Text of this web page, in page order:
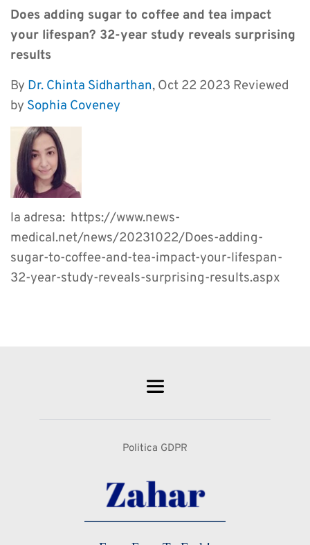
Does adding sugar to coffee and tea impact
your lifespan? 32-year study reveals surprising
results
By Dr. Chinta Sidharthan, Oct 22 2023 Reviewed
by Sophia Coveney
la adresa: https://www.news-
medical.net/news/20231022/Does-adding-
sugar-to-coffee-and-tea-impact-your-lifespan-
32-year-study-reveals-surprising-results.aspx
Politica GDPR